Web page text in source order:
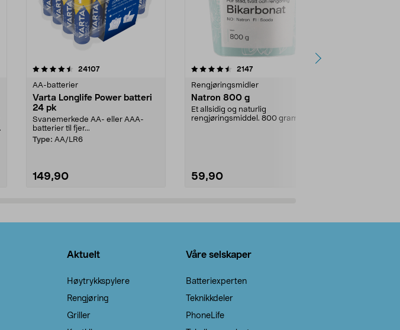
24107anmeldelser
AA-batterier
Varta Longlife Power batteri
24 pk
Svanemerkede AA- eller AAA-
batterier til fjer...
Type: AA/LR6
149,90
4.5av 5 stjerner 2147anmeldelser
Rengjøringsmidler
Natron 800 g
Et allsidig og naturlig
rengjøringsmiddel. 800 gram
59,90
4.0av 5 stjerner
Aktuelt
Høytrykkspylere
Rengjøring
Griller
Våre selskaper
Batteriexperten
Teknikkdeler
PhoneLife